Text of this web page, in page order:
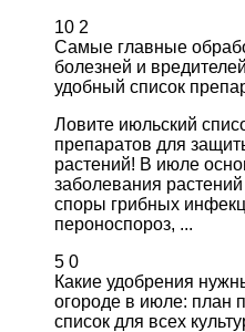
10 2
Самые главные
болезней и
удобный список
Ловите июльский
препаратов для
растений! В июле
заболевания
споры грибных
пероноспороз, ...
5 0
Какие удобрения
огороде в июле: план
список для всех